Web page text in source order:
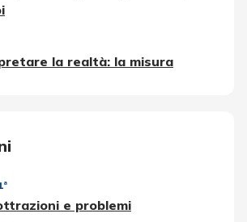
la realtà: la misura
e problemi